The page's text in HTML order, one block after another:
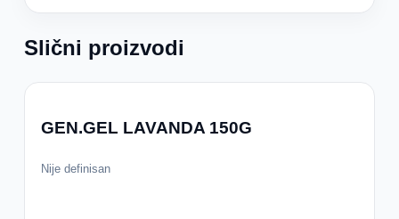
Slični proizvodi
GEN.GEL LAVANDA 150G
Nije definisan